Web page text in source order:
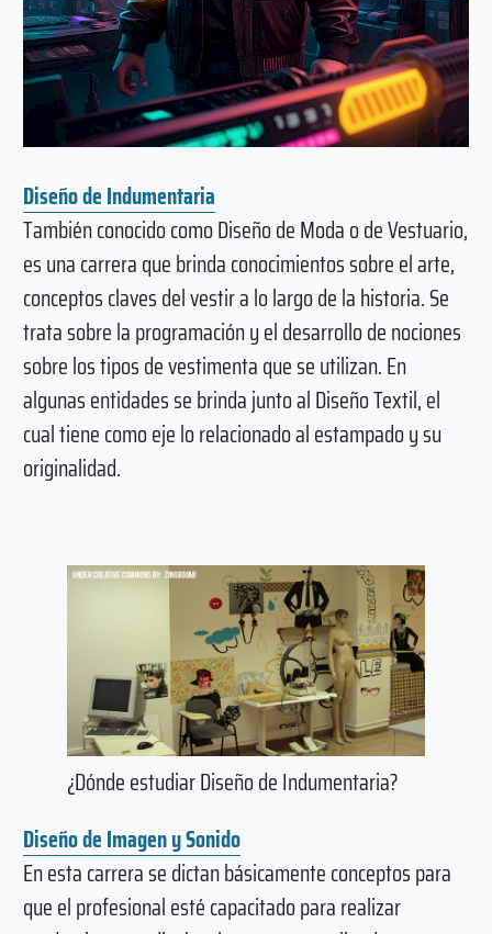
Diseño de Indumentaria
También conocido como Diseño de Moda o de Vestuario,
es una carrera que brinda conocimientos sobre el arte,
conceptos claves del vestir a lo largo de la historia. Se
trata sobre la programación y el desarrollo de nociones
sobre los tipos de vestimenta que se utilizan. En
algunas entidades se brinda junto al Diseño Textil, el
cual tiene como eje lo relacionado al estampado y su
originalidad.
¿Dónde estudiar Diseño de Indumentaria?
Diseño de Imagen y Sonido
En esta carrera se dictan básicamente conceptos para
que el profesional esté capacitado para realizar